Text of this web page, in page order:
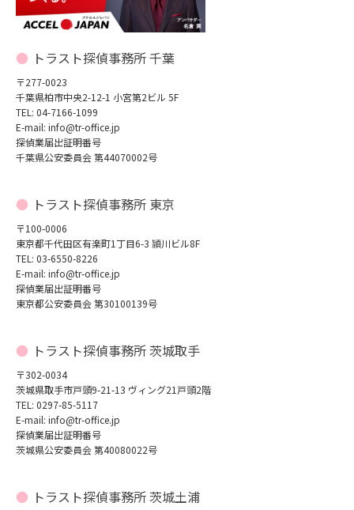
トラスト探偵事務所 千葉
〒277-0023
千葉県柏市中央2-12-1 小宮第2ビル 5F
TEL: 04-7166-1099
E-mail: info@tr-office.jp
探偵業届出証明番号
千葉県公安委員会 第44070002号
トラスト探偵事務所 東京
〒100-0006
東京都千代田区有楽町1丁目6-3 頴川ビル8F
TEL: 03-6550-8226
E-mail: info@tr-office.jp
探偵業届出証明番号
東京都公安委員会 第30100139号
トラスト探偵事務所 茨城取手
〒302-0034
茨城県取手市戸頭9-21-13 ヴィング21戸頭2階
TEL: 0297-85-5117
E-mail: info@tr-office.jp
探偵業届出証明番号
茨城県公安委員会 第40080022号
トラスト探偵事務所 茨城土浦